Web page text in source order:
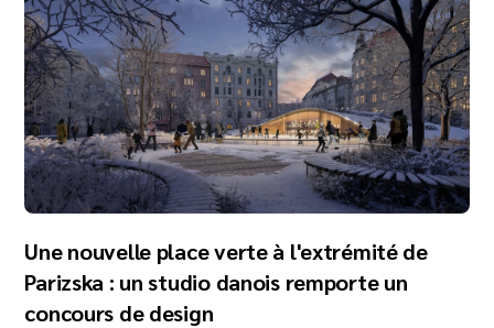
Une nouvelle place verte à l'extrémité de
Parizska : un studio danois remporte un
concours de design